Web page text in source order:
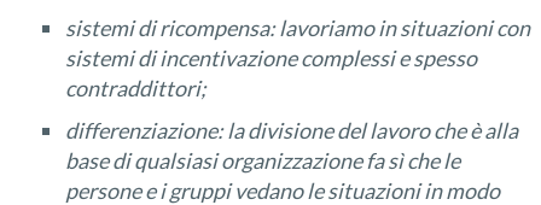
sistemi di ricompensa: lavoriamo in situazioni con
sistemi di incentivazione complessi e spesso
contraddittori;
differenziazione: la divisione del lavoro che è alla
base di qualsiasi organizzazione fa sì che le
persone e i gruppi vedano le situazioni in modo